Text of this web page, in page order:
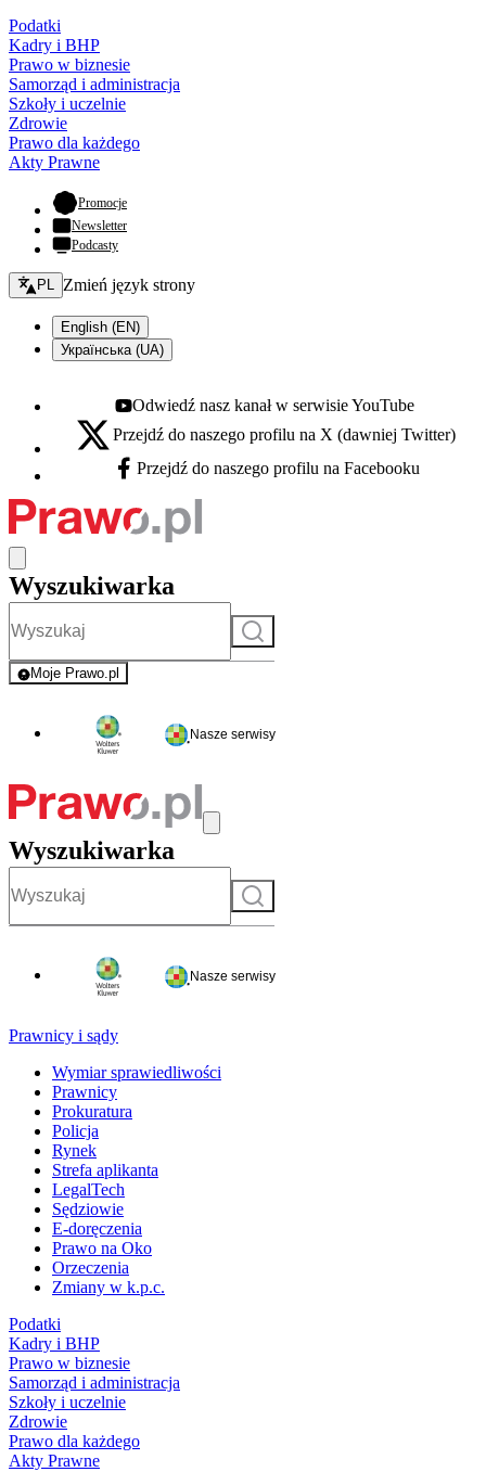
Podatki
Kadry i BHP
Prawo w biznesie
Samorząd i administracja
Szkoły i uczelnie
Zdrowie
Prawo dla każdego
Akty Prawne
Promocje- otwiera się w nowej karcie
Newsletter
Podcasty
Zmień język - bieżący:
PL Zmień język strony
English (EN)
Українська (UA)
Youtube - otwiera się w nowej karcie
Odwiedź nasz kanał w serwisie YouTube
X - otwiera się w nowej karcie
Przejdź do naszego profilu na X (dawniej Twitter)
Facebook - otwiera się w nowej karcie
Przejdź do naszego profilu na Facebooku
Wyszukiwarka
Szukaj
Moje Prawo.pl
- rejestracja i logowanie do serwisu
Nasze serwisy
Wyszukiwarka
Szukaj
Nasze serwisy
Prawnicy i sądy
Wymiar sprawiedliwości
Prawnicy
Prokuratura
Policja
Rynek
Strefa aplikanta
LegalTech
Sędziowie
E-doręczenia
Prawo na Oko
Orzeczenia
Zmiany w k.p.c.
Podatki
Kadry i BHP
Prawo w biznesie
Samorząd i administracja
Szkoły i uczelnie
Zdrowie
Prawo dla każdego
Akty Prawne